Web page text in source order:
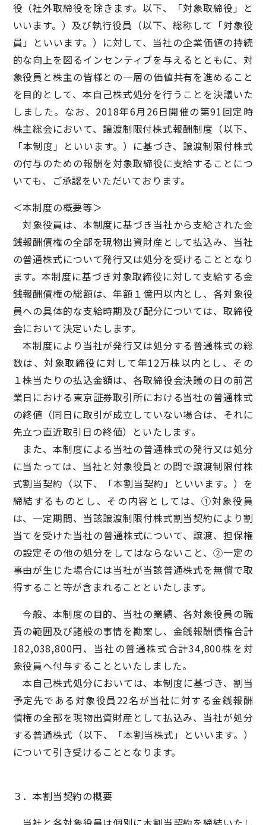
役（社外取締役を除きます。以下、「対象取締役」と
いいます。）及び執行役員（以下、総称して「対象役
員」といいます。）に対して、当社の企業価値の持続
的な向上を図るインセンティブを与えるとともに、対
象役員と株主の皆様との一層の価値共有を進めること
を目的として、本自己株式処分を行うことを決議いた
しました。なお、2018年6月26日開催の第91回定時
株主総会において、譲渡制限付株式報酬制度（以下、
「本制度」といいます。）に基づき、譲渡制限付株式
の付与のための報酬を対象取締役に支給することにつ
いても、ご承認をいただいております。
＜本制度の概要等＞
対象役員は、本制度に基づき当社から支給された金
銭報酬債権の全部を現物出資財産として払込み、当社
の普通株式について発行又は処分を受けることとなり
ます。本制度に基づき対象取締役に対して支給する金
銭報酬債権の総額は、年額１億円以内とし、各対象役
員への具体的な支給時期及び配分については、取締役
会において決定いたします。
本制度により当社が発行又は処分する普通株式の総
数は、対象取締役に対して年12万株以内とし、その
１株当たりの払込金額は、各取締役会決議の日の前営
業日における東京証券取引所における当社の普通株式
の終値（同日に取引が成立していない場合は、それに
先立つ直近取引日の終値）といたします。
また、本制度による当社の普通株式の発行又は処分
に当たっては、当社と対象役員との間で譲渡制限付株
式割当契約（以下、「本割当契約」といいます。）を
締結するものとし、その内容としては、①対象役員
は、一定期間、当該譲渡制限付株式割当契約により割
当てを受けた当社の普通株式について、譲渡、担保権
の設定その他の処分をしてはならないこと、②一定の
事由が生じた場合には当社が当該普通株式を無償で取
得すること等が含まれることといたします。
今般、本制度の目的、当社の業績、各対象役員の職
責の範囲及び諸般の事情を勘案し、金銭報酬債権合計
182,038,800円、当社の普通株式合計34,800株を対
象役員へ付与することといたしました。
本自己株式処分においては、本制度に基づき、割当
予定先である対象役員22名が当社に対する金銭報酬
債権の全部を現物出資財産として払込み、当社が処分
する普通株式（以下、「本割当株式」といいます。）
について引き受けることとなります。
３．本割当契約の概要